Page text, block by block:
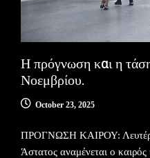
Η πρόγνωση και η
Νοεμβρίου.
October 23, 2025
ΠΡΟΓΝΩΣΗ ΚΑΙΡΟΥ:
Άστατος αναμένεται ο καιρός